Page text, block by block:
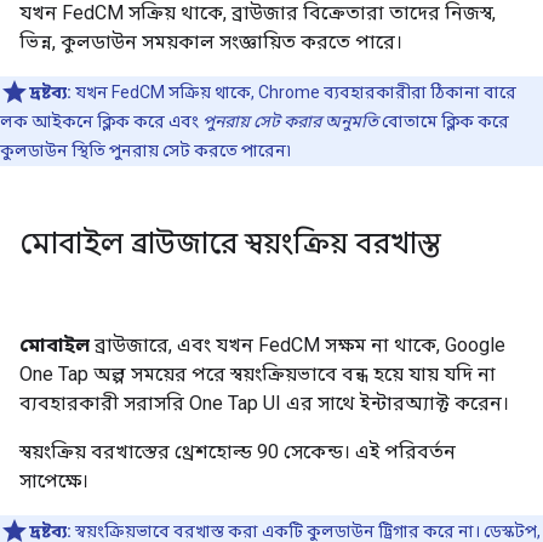
যখন FedCM সক্রিয় থাকে, ব্রাউজার বিক্রেতারা তাদের নিজস্ব,
ভিন্ন, কুলডাউন সময়কাল সংজ্ঞায়িত করতে পারে।
দ্রষ্টব্য: যখন FedCM সক্রিয় থাকে, Chrome ব্যবহারকারীরা ঠিকানা বারে
লক আইকনে ক্লিক করে এবং পুনরায় সেট করার অনুমতিবোতামে ক্লিক করে
কুলডাউন স্থিতি পুনরায় সেট করতে পারেন৷
মোবাইল ব্রাউজারে স্বয়ংক্রিয় বরখাস্ত
মোবাইলব্রাউজারে, এবং যখন FedCM সক্ষম না থাকে, Google
One Tap অল্প সময়ের পরে স্বয়ংক্রিয়ভাবে বন্ধ হয়ে যায় যদি না
ব্যবহারকারী সরাসরি One Tap UI এর সাথে ইন্টারঅ্যাক্ট করেন।
স্বয়ংক্রিয় বরখাস্তের থ্রেশহোল্ড 90 সেকেন্ড। এই পরিবর্তন
সাপেক্ষে।
দ্রষ্টব্য: স্বয়ংক্রিয়ভাবে বরখাস্ত করা একটি কুলডাউন ট্রিগার করে না। ডেস্কটপ,